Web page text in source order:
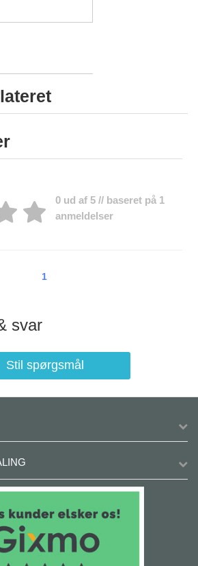
0 ud af 5 // baseret på 1
anmeldelser
1
svar
Stil spørgsmål